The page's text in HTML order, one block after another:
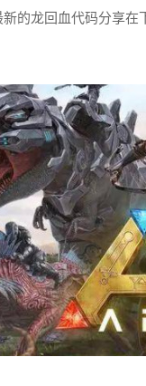
的龙回血代码分享